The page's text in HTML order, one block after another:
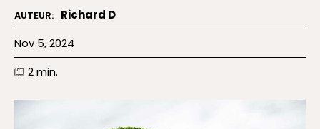
AUTEUR: Richard D
Nov 5, 2024
2min.